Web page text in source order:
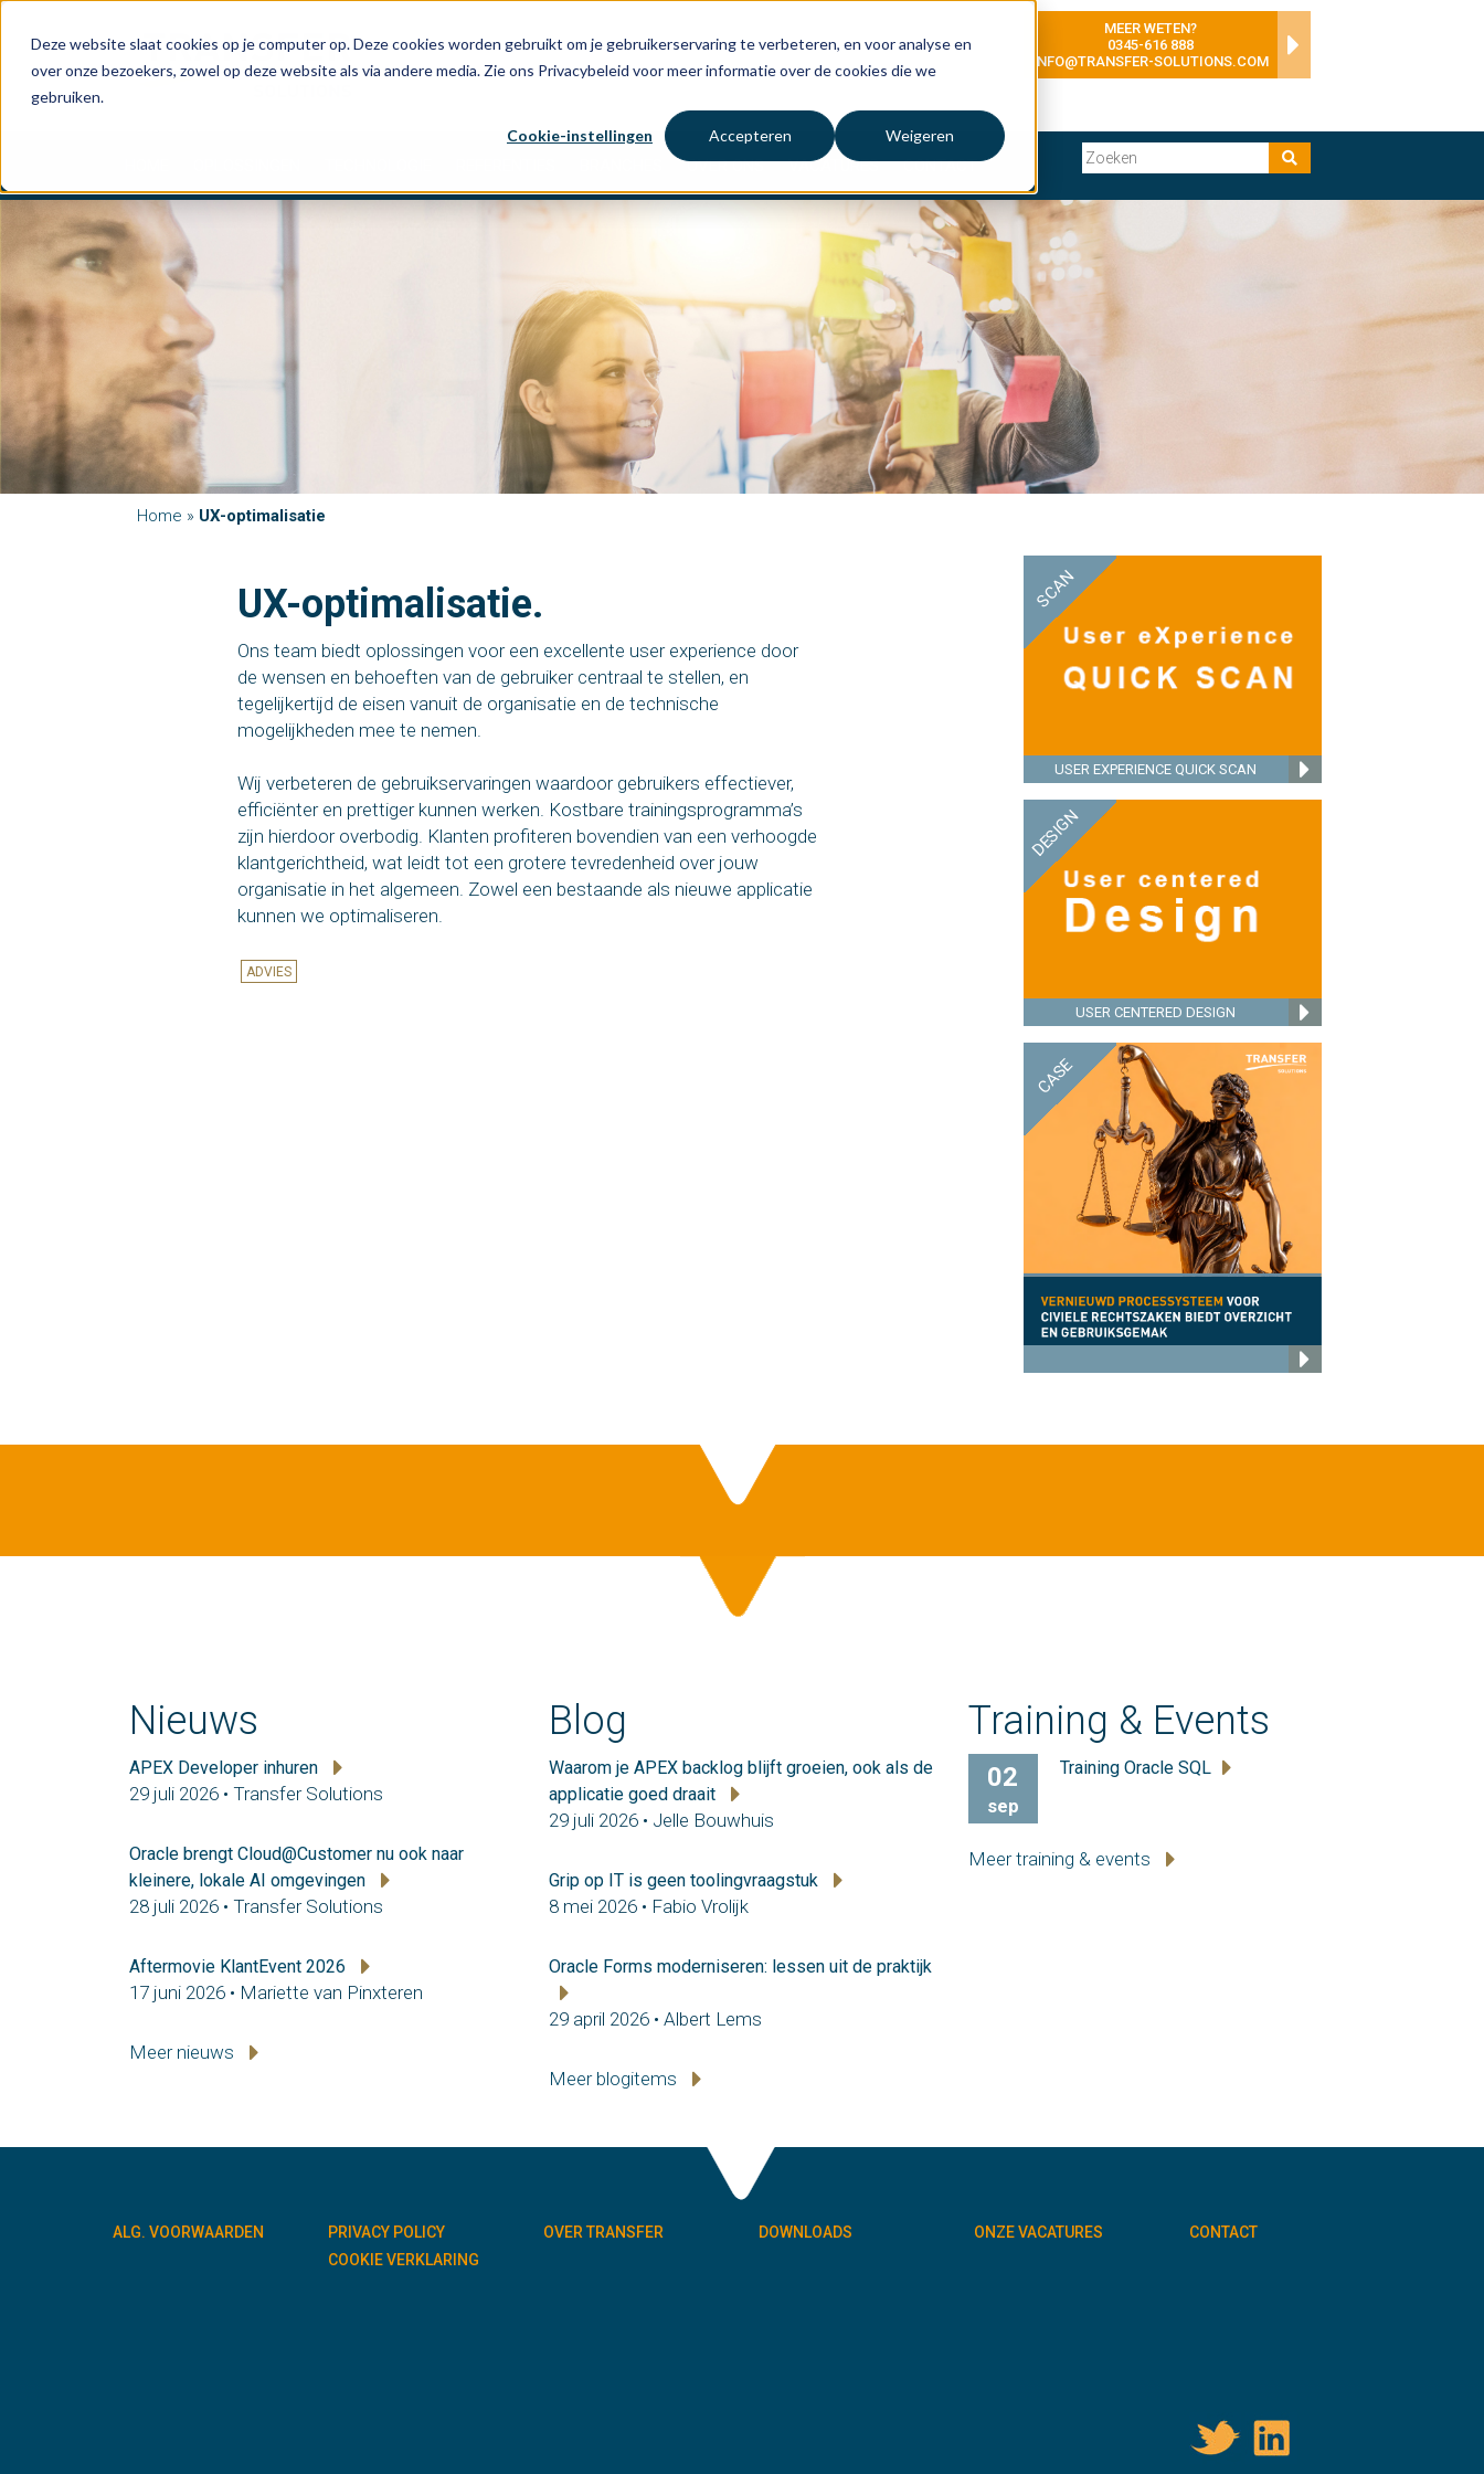
Deze website slaat cookies op je computer op. Deze cookies worden gebruikt om je gebruikerservaring te verbeteren, en voor analyse en
over onze bezoekers, zowel op deze website als via andere media. Zie ons Privacybeleid voor meer informatie over de cookies die we
gebruiken.
Cookie-instellingen Accepteren Weigeren
MEER WETEN?
0345-616 888
INFO@TRANSFER-SOLUTIONS.COM
OVER ONS VACATURES CONTACT
Home » UX-optimalisatie
UX-optimalisatie.
Ons team biedt oplossingen voor een excellente user experience door
de wensen en behoeften van de gebruiker centraal te stellen, en
tegelijkertijd de eisen vanuit de organisatie en de technische
mogelijkheden mee te nemen.
Wij verbeteren de gebruikservaringen waardoor gebruikers effectiever,
efficiënter en prettiger kunnen werken. Kostbare trainingsprogramma’s
zijn hierdoor overbodig. Klanten profiteren bovendien van een verhoogde
klantgerichtheid, wat leidt tot een grotere tevredenheid over jouw
organisatie in het algemeen. Zowel een bestaande als nieuwe applicatie
kunnen we optimaliseren.
ADVIES
SCAN
USER EXPERIENCE QUICK SCAN
DESIGN
USER CENTERED DESIGN
CASE
Nieuws
APEX Developer inhuren
29 juli 2026 • Transfer Solutions
Oracle brengt Cloud@Customer nu ook naar
kleinere, lokale AI omgevingen
28 juli 2026 • Transfer Solutions
Aftermovie KlantEvent 2026
17 juni 2026 • Mariette van Pinxteren
Meer nieuws
Blog
Waarom je APEX backlog blijft groeien, ook als de
applicatie goed draait
29 juli 2026 • Jelle Bouwhuis
Grip op IT is geen toolingvraagstuk
8 mei 2026 • Fabio Vrolijk
Oracle Forms moderniseren: lessen uit de praktijk
29 april 2026 • Albert Lems
Meer blogitems
Training & Events
02
sep
Training Oracle SQL
Meer training & events
ALG. VOORWAARDEN
PRIVACY POLICY
COOKIE VERKLARING
OVER TRANSFER DOWNLOADS ONZE VACATURES CONTACT